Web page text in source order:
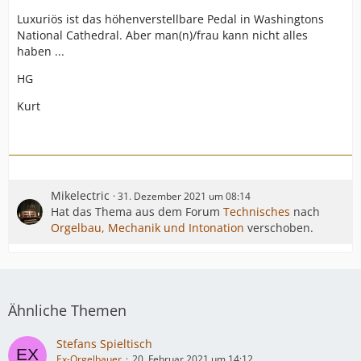
Luxuriös ist das höhenverstellbare Pedal in Washingtons
National Cathedral. Aber man(n)/frau kann nicht alles
haben ...
HG
Kurt
Mikelectric 31. Dezember 2021 um 08:14
Hat das Thema aus dem Forum Technisches nach
Orgelbau, Mechanik und Intonation verschoben.
Ähnliche Themen
Stefans Spieltisch